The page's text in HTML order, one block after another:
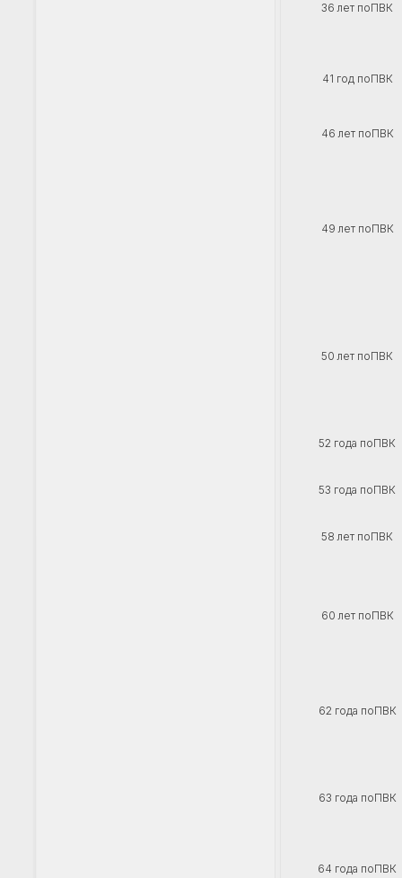
36 лет поПВК
41 год поПВК
46 лет поПВК
49 лет поПВК
50 лет поПВК
52 года поПВК
53 года поПВК
58 лет поПВК
60 лет поПВК
62 года поПВК
63 года поПВК
64 года поПВК